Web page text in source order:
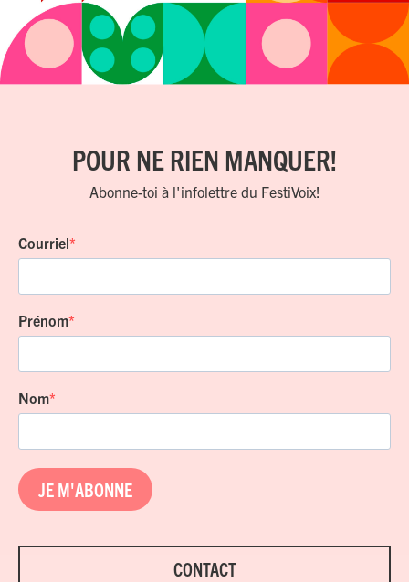
POUR NE RIEN MANQUER!
Abonne-toi à l'infolettre du FestiVoix!
Courriel
Prénom
Nom
JE M'ABONNE
CONTACT